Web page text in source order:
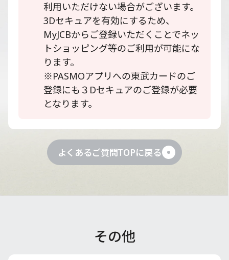
利用いただけない場合がございます。
3Dセキュアを有効にするため、
MyJCBからご登録いただくことでネッ
トショッピング等のご利用が可能にな
ります。
※PASMOアプリへの東武カードのご
登録にも３Dセキュアのご登録が必要
となります。
よくあるご質問TOPに戻る
その他